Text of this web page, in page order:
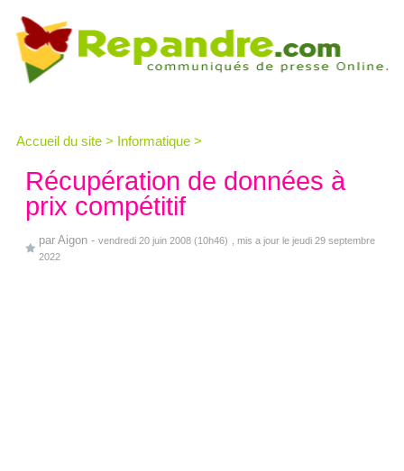
Accueil du site > Informatique >
Récupération de données à
prix compétitif
par Aigon - vendredi 20 juin 2008 (10h46)
, mis a jour le jeudi 29 septembre
2022